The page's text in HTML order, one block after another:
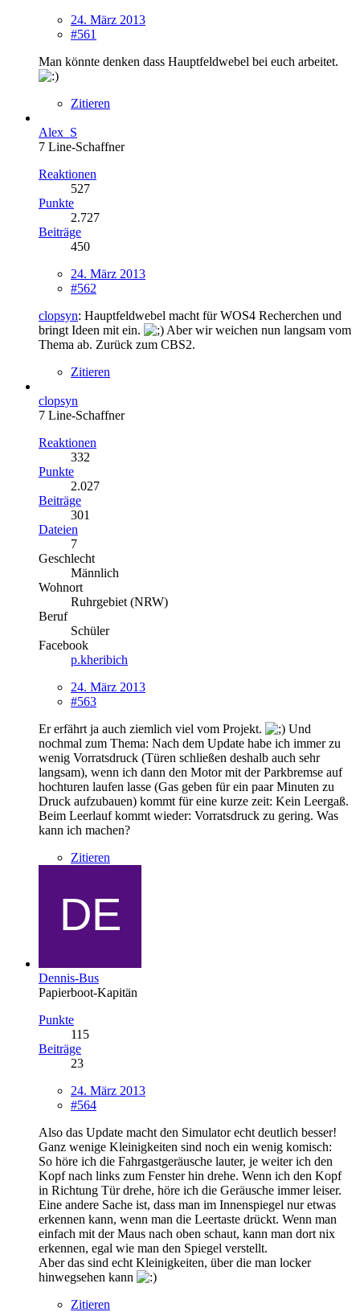
24. März 2013
#561
Man könnte denken dass Hauptfeldwebel bei euch arbeitet.
Zitieren
Alex_S
7 Line-Schaffner
Reaktionen
527
Punkte
2.727
Beiträge
450
24. März 2013
#562
clopsyn: Hauptfeldwebel macht für WOS4 Recherchen und
bringt Ideen mit ein.
Aber wir weichen nun langsam vom
Thema ab. Zurück zum CBS2.
Zitieren
clopsyn
7 Line-Schaffner
Reaktionen
332
Punkte
2.027
Beiträge
301
Dateien
7
Geschlecht
Männlich
Wohnort
Ruhrgebiet (NRW)
Beruf
Schüler
Facebook
p.kheribich
24. März 2013
#563
Er erfährt ja auch ziemlich viel vom Projekt.
Und
nochmal zum Thema: Nach dem Update habe ich immer zu
wenig Vorratsdruck (Türen schließen deshalb auch sehr
langsam), wenn ich dann den Motor mit der Parkbremse auf
hochturen laufen lasse (Gas geben für ein paar Minuten zu
Druck aufzubauen) kommt für eine kurze zeit: Kein Leergaß.
Beim Leerlauf kommt wieder: Vorratsdruck zu gering. Was
kann ich machen?
Zitieren
Dennis-Bus
Papierboot-Kapitän
Punkte
115
Beiträge
23
24. März 2013
#564
Also das Update macht den Simulator echt deutlich besser!
Ganz wenige Kleinigkeiten sind noch ein wenig komisch:
So höre ich die Fahrgastgeräusche lauter, je weiter ich den
Kopf nach links zum Fenster hin drehe. Wenn ich den Kopf
in Richtung Tür drehe, höre ich die Geräusche immer leiser.
Eine andere Sache ist, dass man im Innenspiegel nur etwas
erkennen kann, wenn man die Leertaste drückt. Wenn man
einfach mit der Maus nach oben schaut, kann man dort nix
erkennen, egal wie man den Spiegel verstellt.
Aber das sind echt Kleinigkeiten, über die man locker
hinwegsehen kann
Zitieren